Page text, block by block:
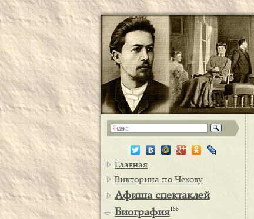
Главная
Викторина по Чехову
Афиша спектаклей
Биография166